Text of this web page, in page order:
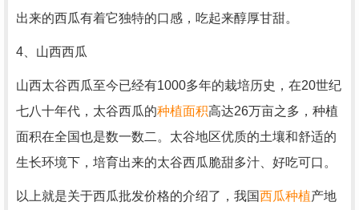
出来的西瓜有着它独特的口感，吃起来醇厚甘甜。
4、山西西瓜
山西太谷西瓜至今已经有1000多年的栽培历史，在20世纪
七八十年代，太谷西瓜的种植面积高达26万亩之多，种植
面积在全国也是数一数二。太谷地区优质的土壤和舒适的
生长环境下，培育出来的太谷西瓜脆甜多汁、好吃可口。
以上就是关于西瓜批发价格的介绍了，我国西瓜种植产地